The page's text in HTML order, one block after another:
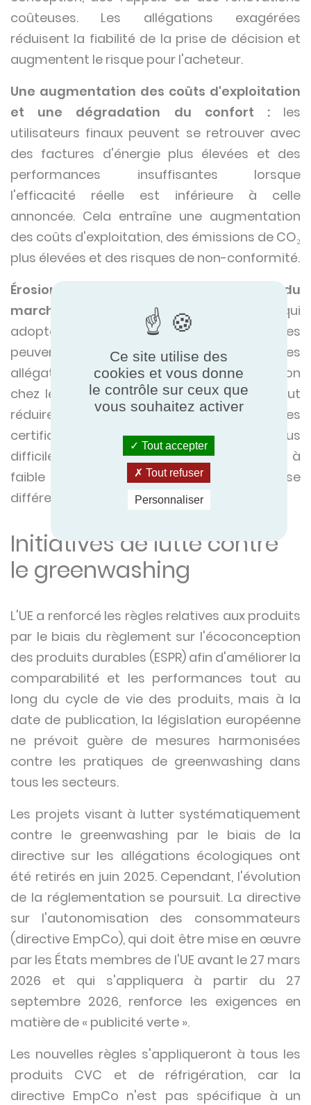
coûteuses. Les allégations exagérées
réduisent la fiabilité de la prise de décision et
augmentent le risque pour l'acheteur.
Une augmentation des coûts d'exploitation
et une dégradation du confort :les
utilisateurs finaux peuvent se retrouver avec
des factures d'énergie plus élevées et des
performances insuffisantes lorsque
l'efficacité réelle est inférieure à celle
annoncée. Cela entraîne une augmentation
des coûts d'exploitation, des émissions de CO₂
plus élevées et des risques de non-conformité.
Érosion de la confiance et distorsion du
marché :
les installateurs et les fabricants qui
adoptent des pratiques transparentes
peuvent être désavantagés lorsque des
allégations trompeuses sèment la confusion
chez les acheteurs ; à long terme, cela peut
réduire la confiance dans les allégations et les
certifications légitimes, ce qui rend plus
difficile pour les technologies véritablement à
faible PRG ou à haut rendement de se
différencier clairement sur le marché.
Initiatives de lutte contre
le greenwashing
L'UE a renforcé les règles relatives aux produits
par le biais du règlement sur l'écoconception
des produits durables (ESPR) afin d'améliorer la
comparabilité et les performances tout au
long du cycle de vie des produits, mais à la
date de publication, la législation européenne
ne prévoit guère de mesures harmonisées
contre les pratiques de greenwashing dans
tous les secteurs.
Les projets visant à lutter systématiquement
contre le greenwashing par le biais de la
directive sur les allégations écologiques ont
été retirés en juin 2025. Cependant, l'évolution
de la réglementation se poursuit. La directive
sur l'autonomisation des consommateurs
(directive EmpCo), qui doit être mise en œuvre
par les États membres de l'UE avant le 27 mars
2026 et qui s'appliquera à partir du 27
septembre 2026, renforce les exigences en
matière de « publicité verte ».
Les nouvelles règles s'appliqueront à tous les
produits CVC et de réfrigération, car la
directive EmpCo n'est pas spécifique à un
Ce site utilise des
cookies et vous donne
le contrôle sur ceux que
vous souhaitez activer
Tout accepter
Tout refuser
Personnaliser